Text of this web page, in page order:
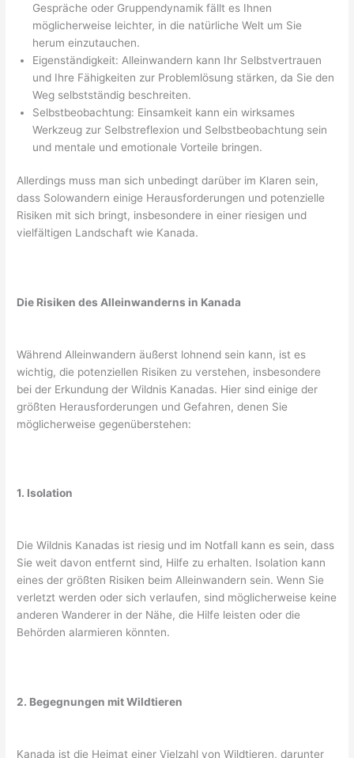
Gespräche oder Gruppendynamik fällt es Ihnen
möglicherweise leichter, in die natürliche Welt um Sie
herum einzutauchen.
Eigenständigkeit: Alleinwandern kann Ihr Selbstvertrauen
und Ihre Fähigkeiten zur Problemlösung stärken, da Sie den
Weg selbstständig beschreiten.
Selbstbeobachtung: Einsamkeit kann ein wirksames
Werkzeug zur Selbstreflexion und Selbstbeobachtung sein
und mentale und emotionale Vorteile bringen.
Allerdings muss man sich unbedingt darüber im Klaren sein,
dass Solowandern einige Herausforderungen und potenzielle
Risiken mit sich bringt, insbesondere in einer riesigen und
vielfältigen Landschaft wie Kanada.
Die Risiken des Alleinwanderns in Kanada
Während Alleinwandern äußerst lohnend sein kann, ist es
wichtig, die potenziellen Risiken zu verstehen, insbesondere
bei der Erkundung der Wildnis Kanadas. Hier sind einige der
größten Herausforderungen und Gefahren, denen Sie
möglicherweise gegenüberstehen:
1. Isolation
Die Wildnis Kanadas ist riesig und im Notfall kann es sein, dass
Sie weit davon entfernt sind, Hilfe zu erhalten. Isolation kann
eines der größten Risiken beim Alleinwandern sein. Wenn Sie
verletzt werden oder sich verlaufen, sind möglicherweise keine
anderen Wanderer in der Nähe, die Hilfe leisten oder die
Behörden alarmieren könnten.
2. Begegnungen mit Wildtieren
Kanada ist die Heimat einer Vielzahl von Wildtieren, darunter